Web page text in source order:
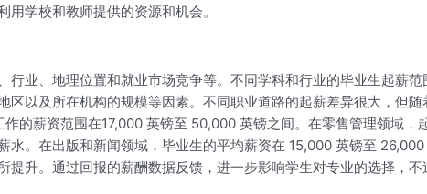
学校和教师提供的资源和机会。
行业、地理位置和就业市场竞争等。不同学科和行业的毕业生起薪
区以及所在机构的规模等因素。不同职业道路的起薪差异很大，但
的薪资范围在17,000 英镑至 50,000 英镑之间。在零售管理领域
水。在出版和新闻领域，毕业生的平均薪资在 15,000 英镑至
提升。通过回报的薪酬数据反馈，进一步影响学生对专业的选择，